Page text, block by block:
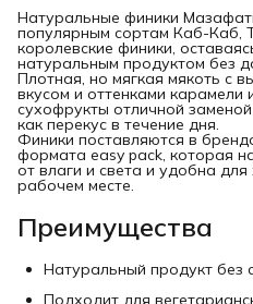
Натуральные финики
популярным сортам Каб-Каб,
королевские финики,
натуральным продуктом без
Плотная, но мягкая мякоть с
вкусом и оттенками карамели
сухофрукты отличной
как перекус в течение дня.
Финики поставляются в
формата easy pack, которая
от влаги и света и удобна
рабочем месте.
Преимущества
Натуральный продукт без
Подходит для